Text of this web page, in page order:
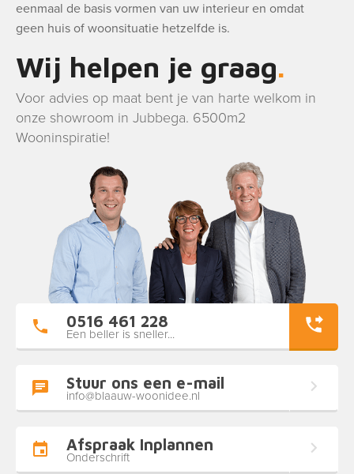
eenmaal de basis vormen van uw interieur en omdat
geen huis of woonsituatie hetzelfde is.
Wij helpen je graag
Voor advies op maat bent je van harte welkom in
onze showroom in Jubbega. 6500m2
Wooninspiratie!
0516 461 228
Een beller is sneller...
Stuur ons een e-mail
info@blaauw-woonidee.nl
Afspraak Inplannen
Onderschrift